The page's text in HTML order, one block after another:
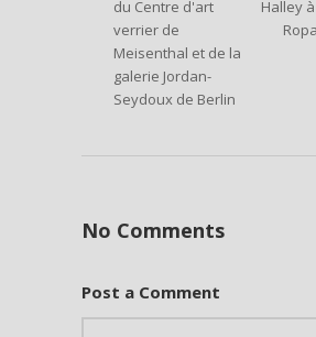
du Centre d'art
verrier de
Meisenthal et de la
galerie Jordan-
Seydoux de Berlin
Halley
No Comments
Post a Comment